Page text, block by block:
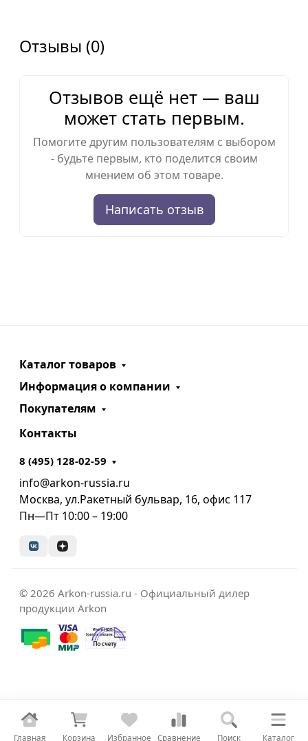
Главная Корзина Избранное Сравнение Поиск Каталог
Отзывы (0)
Отзывов ещё нет — ваш
может стать первым.
Помогите другим пользователям с выбором
- будьте первым, кто поделится своим
мнением об этом товаре.
Написать отзыв
Каталог товаров
Информация о компании
Покупателям
Контакты
8 (495) 128-02-59
info@arkon-russia.ru
Москва, ул.Ракетный бульвар, 16, офис 117
Пн—Пт 10:00 – 19:00
© 2026 Arkon-russia.ru - Официальный дилер
продукции Arkon